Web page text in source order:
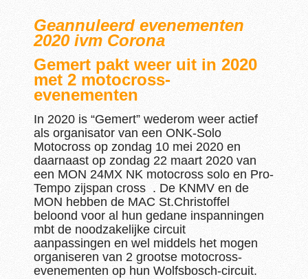
Geannuleerd evenementen
2020 ivm Corona
Gemert pakt weer uit in 2020
met 2 motocross-
evenementen
In 2020 is “Gemert” wederom weer actief
als organisator van een ONK-Solo
Motocross op zondag 10 mei 2020 en
daarnaast op zondag 22 maart 2020 van
een MON 24MX NK motocross solo en Pro-
Tempo zijspan cross . De KNMV en de
MON hebben de MAC St.Christoffel
beloond voor al hun gedane inspanningen
mbt de noodzakelijke circuit
aanpassingen en wel middels het mogen
organiseren van 2 grootse motocross-
evenementen op hun Wolfsbosch-circuit.